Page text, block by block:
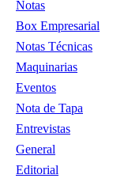
Notas
Box Empresarial
Notas Técnicas
Maquinarias
Eventos
Nota de Tapa
Entrevistas
General
Editorial